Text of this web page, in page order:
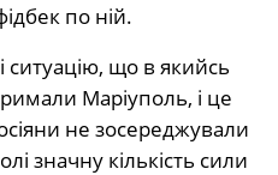
по ній.
ситуацію, що в якийсь
Маріуполь, і це
не зосереджували
значну кількість сили